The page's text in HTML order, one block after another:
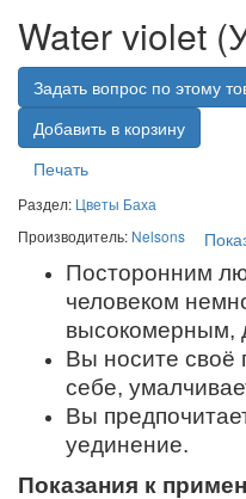
Water violet
Задать вопрос по этому
Печать
Раздел: Цветы Баха
Производитель: Nelsons
Посторонним
человеком
высокомерным,
Вы носите своё
себе,
Вы
уединение.
Показания к